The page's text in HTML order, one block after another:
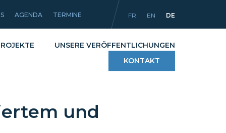
AGENDA TERMINE FR EN DE
UNSERE VERÖFFENTLICHUNGEN
KONTAKT
und